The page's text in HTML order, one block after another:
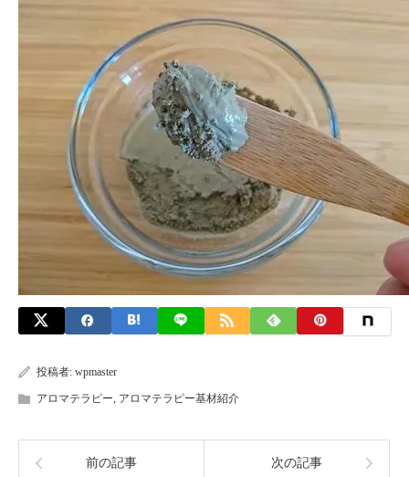
投稿者: wpmaster
アロマテラピー アロマテラピー基材紹介
前の記事 次の記事